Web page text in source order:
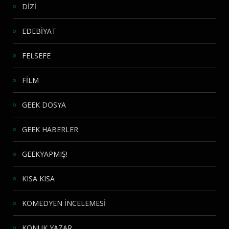
DİZİ
EDEBİYAT
FELSEFE
FİLM
GEEK DOSYA
GEEK HABERLER
GEEKYAPMIŞ!
KISA KISA
KOMEDYEN İNCELEMESİ